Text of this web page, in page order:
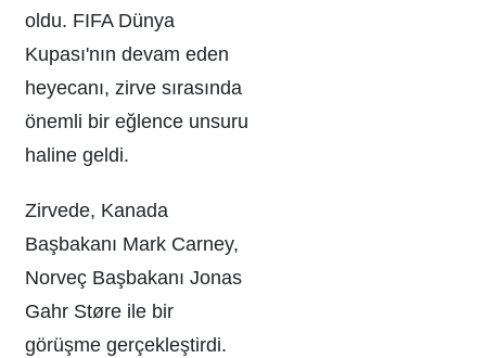
oldu. FIFA Dünya
Kupası'nın devam eden
heyecanı, zirve sırasında
önemli bir eğlence unsuru
haline geldi.
Zirvede, Kanada
Başbakanı Mark Carney,
Norveç Başbakanı Jonas
Gahr Støre ile bir
görüşme gerçekleştirdi.